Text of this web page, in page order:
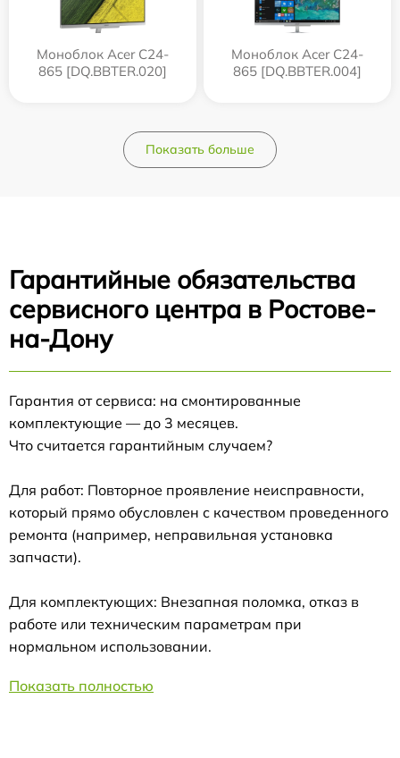
Моноблок Acer C24-
865 [DQ.BBTER.020]
Моноблок Acer C24-
865 [DQ.BBTER.004]
Показать больше
Гарантийные обязательства
сервисного центра в Ростове-
на-Дону
Гарантия от сервиса: на смонтированные
комплектующие — до 3 месяцев.
Что считается гарантийным случаем?
Для работ: Повторное проявление неисправности,
который прямо обусловлен с качеством проведенного
ремонта (например, неправильная установка
запчасти).
Для комплектующих: Внезапная поломка, отказ в
работе или техническим параметрам при
нормальном использовании.
Показать полностью